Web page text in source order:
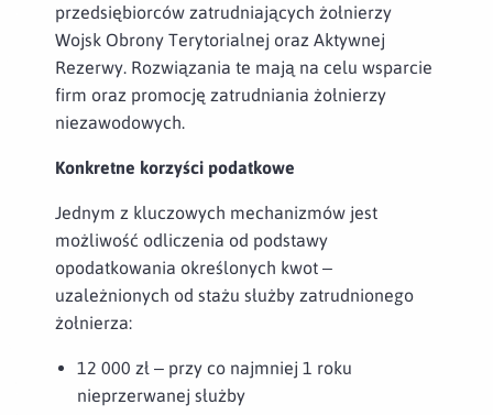
przedsiębiorców zatrudniających żołnierzy
Wojsk Obrony Terytorialnej oraz Aktywnej
Rezerwy. Rozwiązania te mają na celu wsparcie
firm oraz promocję zatrudniania żołnierzy
niezawodowych.
Konkretne korzyści podatkowe
Jednym z kluczowych mechanizmów jest
możliwość odliczenia od podstawy
opodatkowania określonych kwot –
uzależnionych od stażu służby zatrudnionego
żołnierza:
12 000 zł – przy co najmniej 1 roku
nieprzerwanej służby